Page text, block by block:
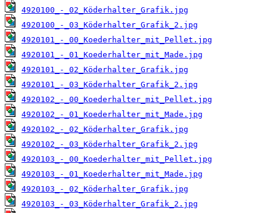
4920100_-_02_Köderhalter_Grafik.jpg
4920100_-_03_Köderhalter_Grafik_2.jpg
4920101_-_00_Koederhalter_mit_Pellet.jpg
4920101_-_01_Koederhalter_mit_Made.jpg
4920101_-_02_Köderhalter_Grafik.jpg
4920101_-_03_Köderhalter_Grafik_2.jpg
4920102_-_00_Koederhalter_mit_Pellet.jpg
4920102_-_01_Koederhalter_mit_Made.jpg
4920102_-_02_Köderhalter_Grafik.jpg
4920102_-_03_Köderhalter_Grafik_2.jpg
4920103_-_00_Koederhalter_mit_Pellet.jpg
4920103_-_01_Koederhalter_mit_Made.jpg
4920103_-_02_Köderhalter_Grafik.jpg
4920103_-_03_Köderhalter_Grafik_2.jpg